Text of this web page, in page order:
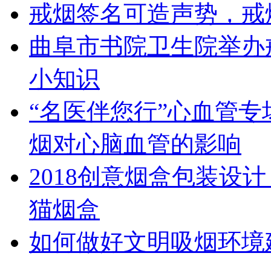
戒烟签名可造声势，
曲阜市书院卫生院举
小知识
“名医伴您行”心血管
烟对心脑血管的影响
2018创意烟盒包装设
猫烟盒
如何做好文明吸烟环